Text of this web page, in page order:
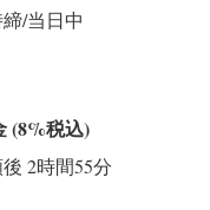
/当日中
(8%税込)
2時間55分